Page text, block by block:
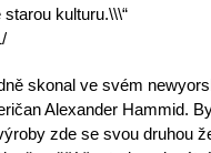
kulturu.\\\“
skonal ve svém
Alexander Hammid.
zde se svou druhou